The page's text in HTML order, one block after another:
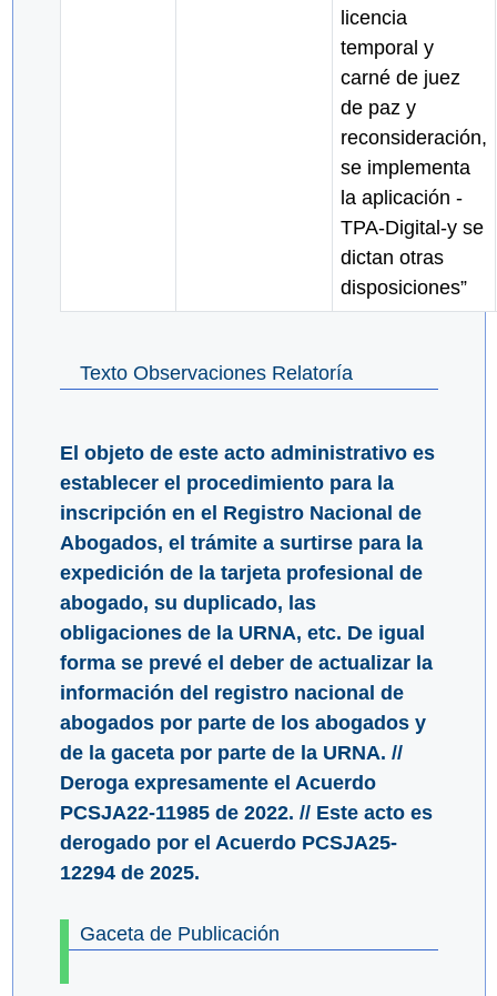
licencia
temporal y
carné de juez
de paz y
reconsideración,
se implementa
la aplicación -
TPA-Digital-y se
dictan otras
disposiciones”
Texto Observaciones Relatoría
El objeto de este acto administrativo es
establecer el procedimiento para la
inscripción en el Registro Nacional de
Abogados, el trámite a surtirse para la
expedición de la tarjeta profesional de
abogado, su duplicado, las
obligaciones de la URNA, etc. De igual
forma se prevé el deber de actualizar la
información del registro nacional de
abogados por parte de los abogados y
de la gaceta por parte de la URNA. //
Deroga expresamente el Acuerdo
PCSJA22-11985 de 2022. // Este acto es
derogado por el Acuerdo PCSJA25-
12294 de 2025.
Gaceta de Publicación